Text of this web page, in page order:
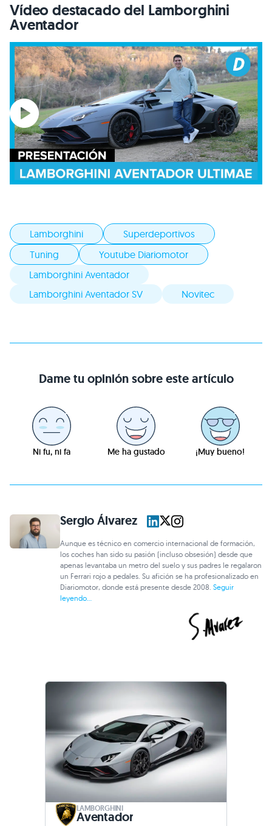
Vídeo destacado del Lamborghini
Aventador
Lamborghini
Superdeportivos
Tuning
Youtube Diariomotor
Lamborghini Aventador
Lamborghini Aventador SV
Novitec
Dame tu opinión sobre este artículo
Ni fu, ni fa Me ha gustado ¡Muy bueno!
Sergio Álvarez
Aunque es técnico en comercio internacional de formación,
los coches han sido su pasión (incluso obsesión) desde que
apenas levantaba un metro del suelo y sus padres le regalaron
un Ferrari rojo a pedales. Su afición se ha profesionalizado en
Diariomotor, donde está presente desde 2008.Seguir
leyendo...
LAMBORGHINI
Aventador